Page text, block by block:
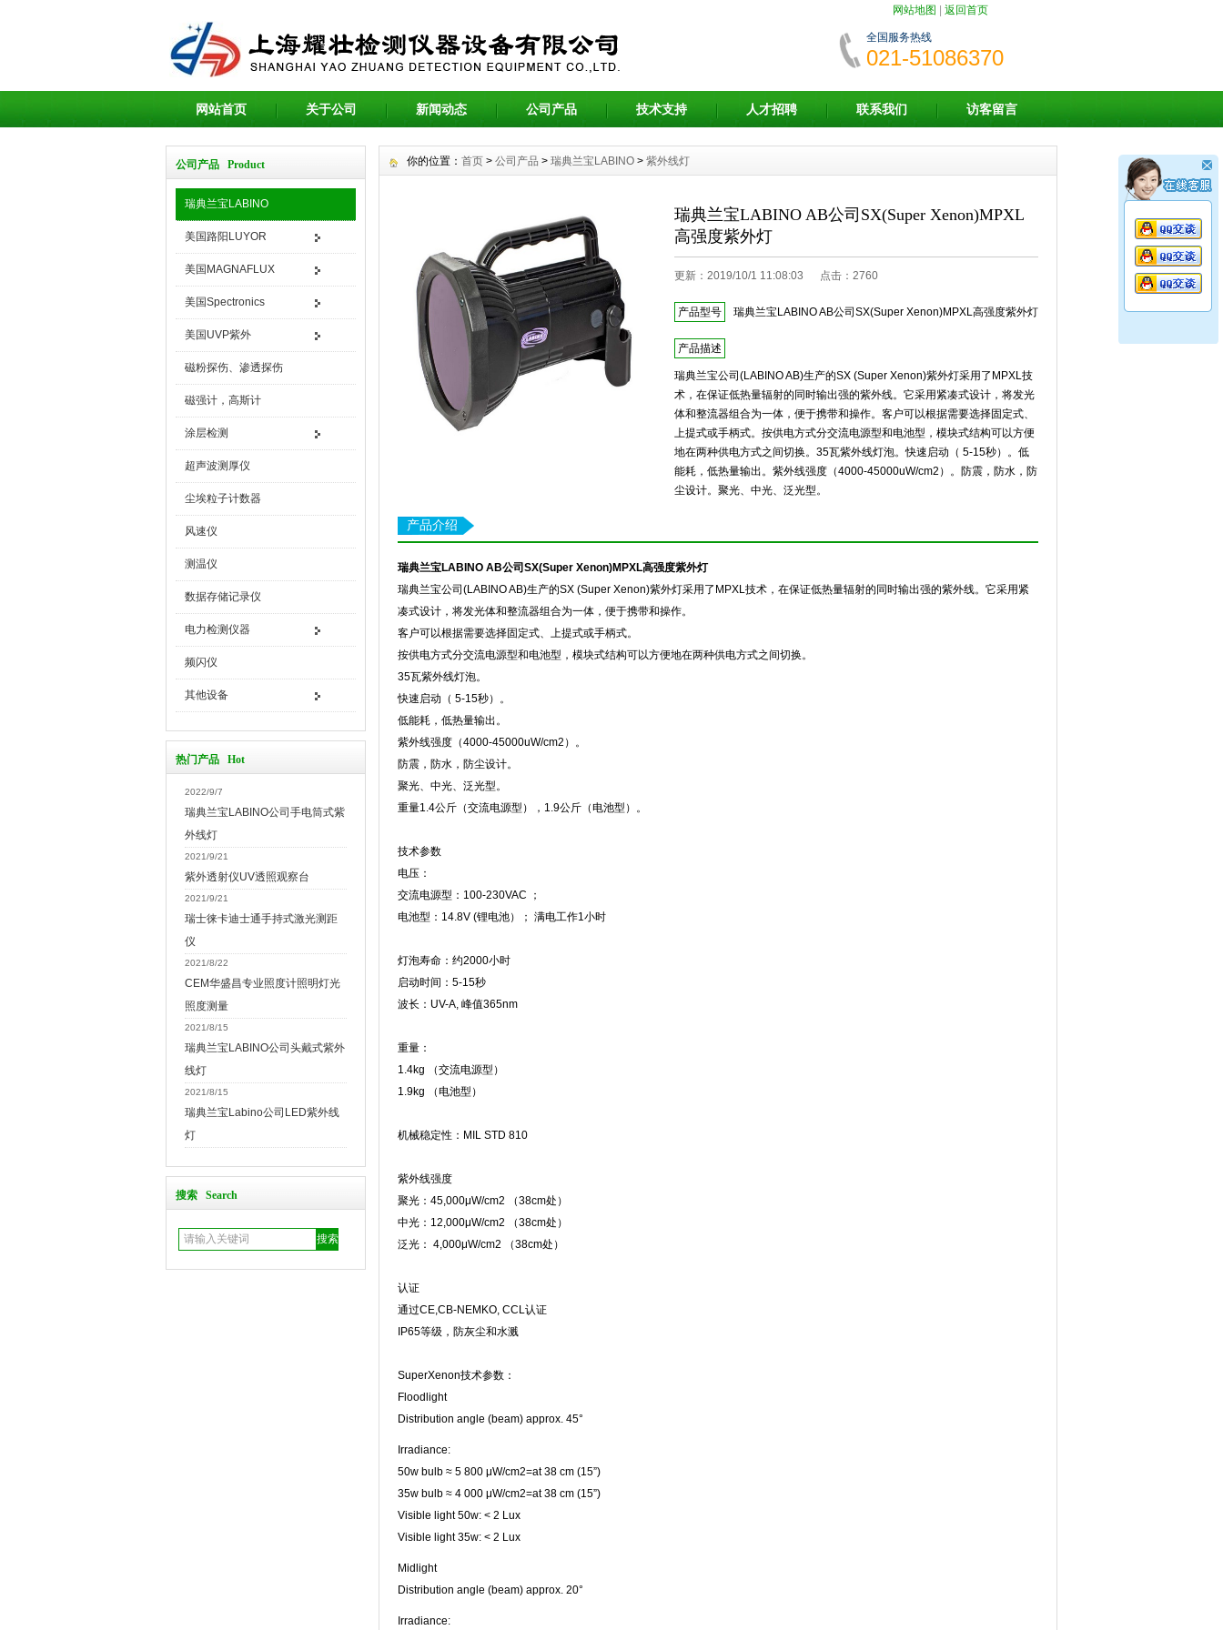
网站地图 返回首页
全国服务热线
021-51086370
网站首页 关于公司 新闻动态 公司产品 技术支持 人才招聘 联系我们 访客留言
公司产品 Product
瑞典兰宝LABINO
美国路阳LUYOR
美国MAGNAFLUX
美国Spectronics
美国UVP紫外
磁粉探伤、渗透探伤
磁强计，高斯计
涂层检测
超声波测厚仪
尘埃粒子计数器
风速仪
测温仪
数据存储记录仪
电力检测仪器
频闪仪
其他设备
热门产品 Hot
2022/9/7
瑞典兰宝LABINO公司手电筒式紫
外线灯
2021/9/21
紫外透射仪UV透照观察台
2021/9/21
瑞士徕卡迪士通手持式激光测距
仪
2021/8/22
CEM华盛昌专业照度计照明灯光
照度测量
2021/8/15
瑞典兰宝LABINO公司头戴式紫外
线灯
2021/8/15
瑞典兰宝Labino公司LED紫外线
灯
搜索 Search
你的位置： 首页 > 公司产品 > 瑞典兰宝LABINO > 紫外线灯
瑞典兰宝LABINO AB公司SX(Super Xenon)MPXL
高强度紫外灯
更新：2019/10/1 11:08:03 点击：2760
产品型号 瑞典兰宝LABINO AB公司SX(Super Xenon)MPXL高强度紫外灯
产品描述
瑞典兰宝公司(LABINO AB)生产的SX (Super Xenon)紫外灯采用了MPXL技
术，在保证低热量辐射的同时输出强的紫外线。它采用紧凑式设计，将发光
体和整流器组合为一体，便于携带和操作。客户可以根据需要选择固定式、
上提式或手柄式。按供电方式分交流电源型和电池型，模块式结构可以方便
地在两种供电方式之间切换。35瓦紫外线灯泡。快速启动（ 5-15秒）。低
能耗，低热量输出。紫外线强度（4000-45000uW/cm2）。防震，防水，防
尘设计。聚光、中光、泛光型。
产品介绍
瑞典兰宝LABINO AB公司SX(Super Xenon)MPXL高强度紫外灯
瑞典兰宝公司(LABINO AB)生产的SX (Super Xenon)紫外灯采用了MPXL技术，在保证低热量辐射的同时输出强的紫外线。它采用紧
凑式设计，将发光体和整流器组合为一体，便于携带和操作。
客户可以根据需要选择固定式、上提式或手柄式。
按供电方式分交流电源型和电池型，模块式结构可以方便地在两种供电方式之间切换。
35瓦紫外线灯泡。
快速启动（ 5-15秒）。
低能耗，低热量输出。
紫外线强度（4000-45000uW/cm2）。
防震，防水，防尘设计。
聚光、中光、泛光型。
重量1.4公斤（交流电源型），1.9公斤（电池型）。
技术参数
电压：
交流电源型：100-230VAC ；
电池型：14.8V (锂电池）； 满电工作1小时
灯泡寿命：约2000小时
启动时间：5-15秒
波长：UV-A, 峰值365nm
重量：
1.4kg （交流电源型）
1.9kg （电池型）
机械稳定性：MIL STD 810
紫外线强度
聚光：45,000μW/cm2 （38cm处）
中光：12,000μW/cm2 （38cm处）
泛光： 4,000μW/cm2 （38cm处）
认证
通过CE,CB-NEMKO, CCL认证
IP65等级，防灰尘和水溅
SuperXenon技术参数：
Floodlight
Distribution angle (beam) approx. 45°
Irradiance:
50w bulb ≈ 5 800 μW/cm2=at 38 cm (15”)
35w bulb ≈ 4 000 μW/cm2=at 38 cm (15”)
Visible light 50w: < 2 Lux
Visible light 35w: < 2 Lux
Midlight
Distribution angle (beam) approx. 20°
Irradiance: